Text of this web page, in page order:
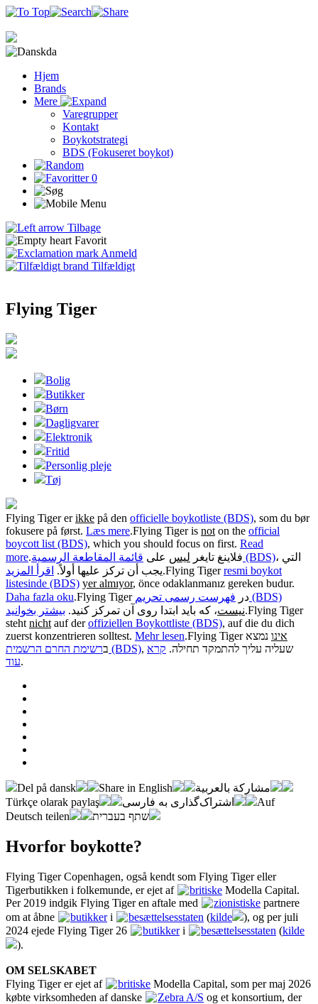
da
Hjem
Brands
Mere
Varegrupper
Kontakt
Boykotstrategi
BDS (Fokuseret boykot)
0
Tilbage
Favorit
Anmeld
Tilfældigt
Flying Tiger
Bolig
Butikker
Børn
Dagligvarer
Elektronik
Fritid
Personlig pleje
Tøj
Flying Tiger erikke på den officielle boykotliste (BDS), som du bør
fokusere på først. Læs mere.Flying Tiger is not on the official
boycott list (BDS), which you should focus on first. Read
more. فلاينغ تايغر ليس على قائمة المقاطعة الرسمية (BDS)، التي
يجب أن تركز عليها أولاً. اقرأ المزيد .Flying Tigerresmi boykot
listesinde (BDS) yer almıyor, önce odaklanmanız gereken budur.
Daha fazla oku. Flying Tiger در فهرست رسمی تحریم (BDS)
نیست، که باید ابتدا روی آن تمرکز کنید. بیشتر بخوانید .Flying Tiger
steht nicht auf deroffiziellen Boykottliste (BDS), auf die du dich
zuerst konzentrieren solltest. Mehr lesen.Flying Tiger אינו נמצא
ב רשימת החרם הרשמית (BDS) , שעליה עליך להתמקד תחילה. קרא
עוד.
Del på dansk Share in English
مشاركة بالعربية
Türkçe olarak paylaş
اشتراک‌گذاری به فارسی
Auf
Deutsch teilen
שתף בעברית
Hvorfor boykotte?
Flying Tiger Copenhagen, også kendt som Flying Tiger eller
Tigerbutikken i folkemunde, er ejet af
britiske Modella Capital.
Per 2019 indgik Flying Tiger en aftale med
zionistiske partnere
om at åbne
butikkeri besættelsesstaten (kilde
), og per juli
2024 ejede Flying Tiger 26
butikkeri besættelsesstaten (kilde
).
OM SELSKABET
Flying Tiger er ejet af
britiske Modella Capital, som per maj 2026
købte virksomheden af danske
Zebra A/S og et konsortium, der